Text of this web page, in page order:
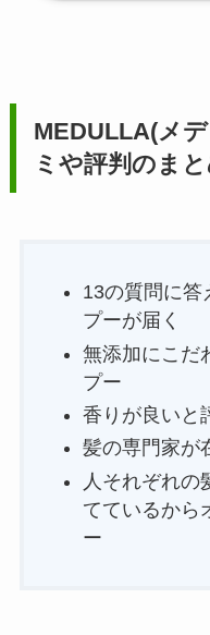
MEDULLA(メ
ミや評判のまと
13の質問に答
プーが届く
無添加にこだ
プー
香りが良いと
髪の専門家が
人それぞれの
てているから
ー